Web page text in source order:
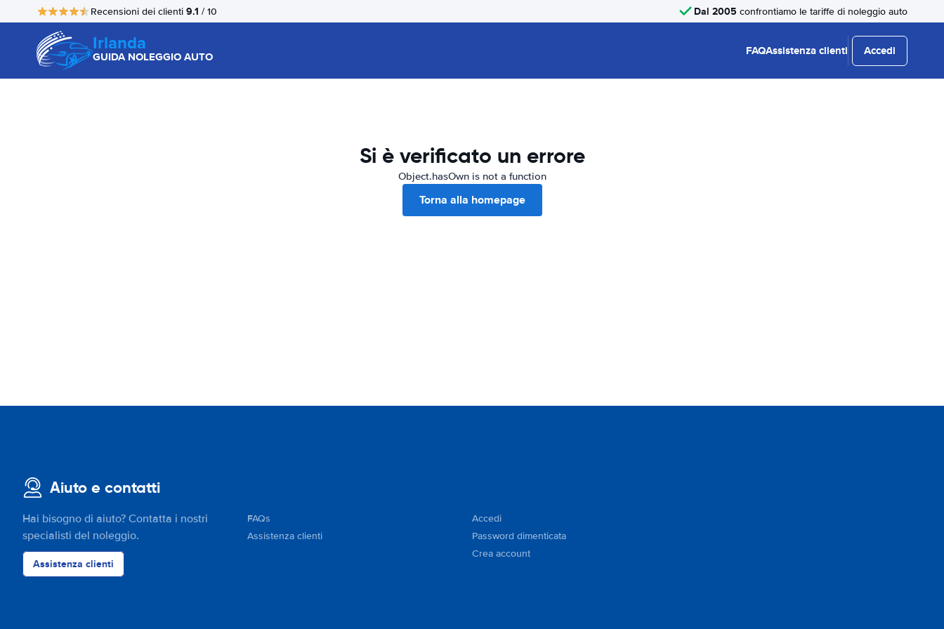
Recensioni dei clienti 9.1 / 10 Dal 2005 confrontiamo le tariffe di noleggio auto
Irlanda
GUIDA NOLEGGIO AUTO FAQAssistenza clienti Accedi
Si è verificato un errore
Object.hasOwn is not a function
Torna alla homepage
Aiuto e contatti
Hai bisogno di aiuto? Contatta i nostri
specialisti del noleggio.
Assistenza clienti
FAQs
Assistenza clienti
Accedi
Password dimenticata
Crea account